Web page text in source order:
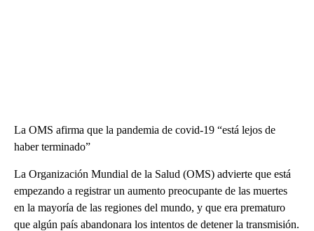
La OMS afirma que la pandemia de covid-19 “está lejos de
haber terminado”
La Organización Mundial de la Salud (OMS) advierte que está
empezando a registrar un aumento preocupante de las muertes
en la mayoría de las regiones del mundo, y que era prematuro
que algún país abandonara los intentos de detener la transmisión.